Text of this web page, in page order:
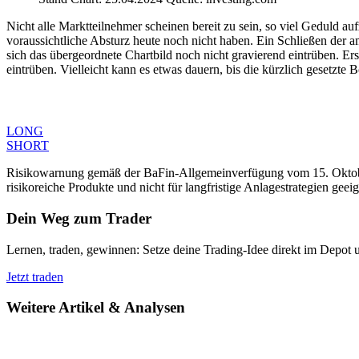
Nicht alle Marktteilnehmer scheinen bereit zu sein, so viel Geduld
voraussichtliche Absturz heute noch nicht haben. Ein Schließen der
sich das übergeordnete Chartbild noch nicht gravierend eintrüben.
eintrüben. Vielleicht kann es etwas dauern, bis die kürzlich gesetzte
LONG
SHORT
Risikowarnung gemäß der BaFin-Allgemeinverfügung vom 15.
risikoreiche Produkte und nicht für langfristige Anlagestrategien
Dein Weg zum Trader
Lernen, traden, gewinnen: Setze deine Trading-Idee direkt im Depot
Jetzt traden
Weitere Artikel & Analysen